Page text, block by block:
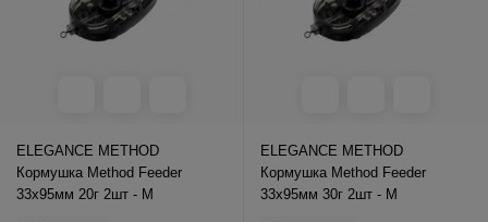
ELEGANCE METHOD
Кормушка Method Feeder
33х95мм 20г 2шт - M
ELEGANCE METHOD
Кормушка Method Feeder
33х95мм 30г 2шт - M